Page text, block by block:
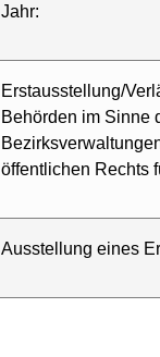
Jahr:
Erstausstellung/
Behörden im Sinne
öffentlichen Rechts
Ausstellung eines